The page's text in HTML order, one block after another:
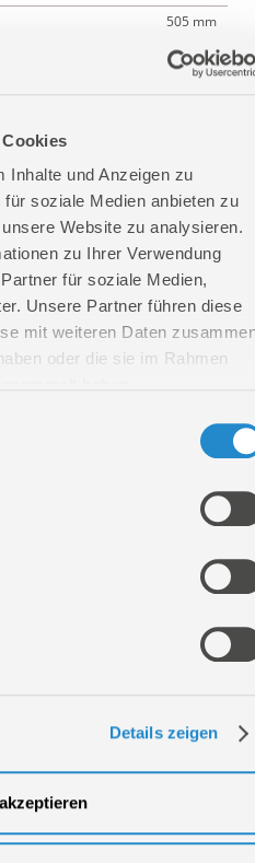
Inhalte und Anzeigen zu
soziale Medien anbieten zu
Website zu analysieren.
zu Ihrer Verwendung
für soziale Medien,
Unsere Partner führen diese
mit weiteren Daten
oder die sie im Rahmen
Details zeigen
505 mm
505 mm
3 mm
Daten
505 mm
3 mm
4015671268174